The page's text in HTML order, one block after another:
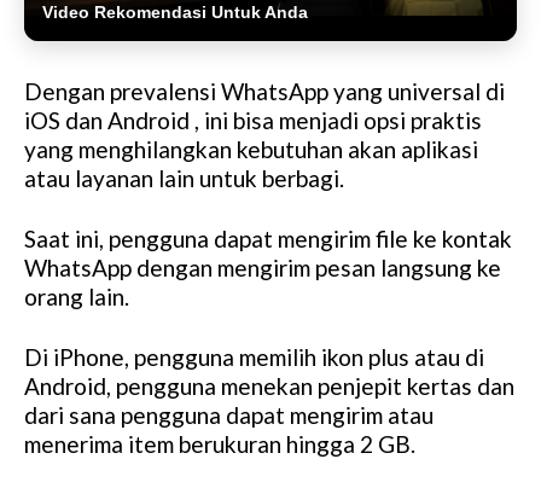
Video Rekomendasi Untuk Anda
Dengan prevalensi WhatsApp yang universal di
iOS dan Android , ini bisa menjadi opsi praktis
yang menghilangkan kebutuhan akan aplikasi
atau layanan lain untuk berbagi.
Saat ini, pengguna dapat mengirim file ke kontak
WhatsApp dengan mengirim pesan langsung ke
orang lain.
Di iPhone, pengguna memilih ikon plus atau di
Android, pengguna menekan penjepit kertas dan
dari sana pengguna dapat mengirim atau
menerima item berukuran hingga 2 GB.